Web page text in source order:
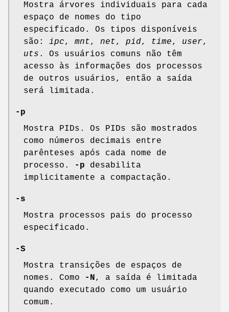
Mostra árvores individuais para cada
espaço de nomes do tipo
especificado. Os tipos disponíveis
são: ipc, mnt, net, pid, time, user,
uts . Os usuários comuns não têm
acesso às informações dos processos
de outros usuários, então a saída
será limitada.
-p
Mostra PIDs. Os PIDs são mostrados
como números decimais entre
parênteses após cada nome de
processo.
-p desabilita
implicitamente a compactação.
-s
Mostra processos pais do processo
especificado.
-S
Mostra transições de espaços de
nomes. Como
-N, a saída é limitada
quando executado como um usuário
comum.